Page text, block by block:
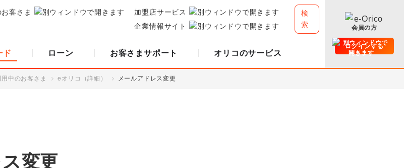
客さま
加盟店サービス
企業情報サイト
検
索
ド ローン お客さまサポート オリコのサービス
会員の方
ログインする
中のお客さま eオリコ（詳細） メールアドレス変更
変更